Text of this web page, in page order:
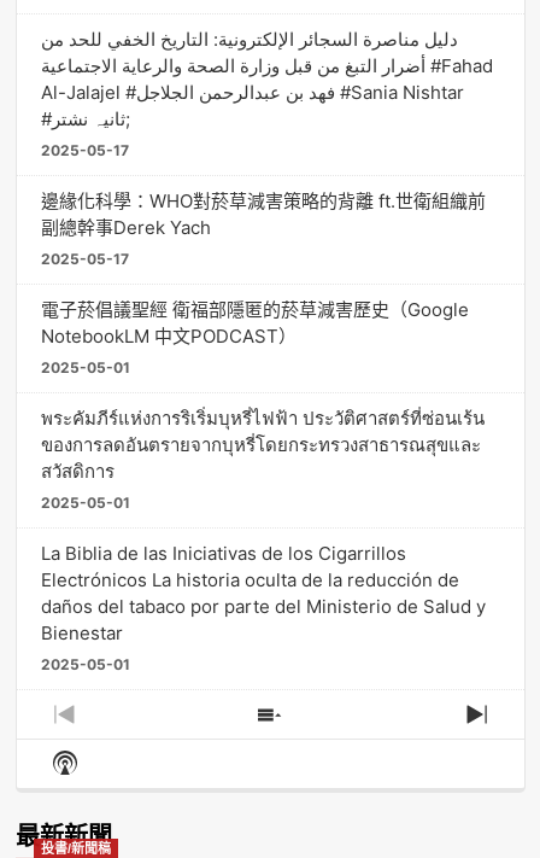
دليل مناصرة السجائر الإلكترونية: التاريخ الخفي للحد من
أضرار التبغ من قبل وزارة الصحة والرعاية الاجتماعية #Fahad
Al-Jalajel #فهد بن عبدالرحمن الجلاجل #Sania Nishtar
#ثانیہ نشتر;
2025-05-17
邊緣化科學：WHO對菸草減害策略的背離 ft.世衛組織前
副總幹事Derek Yach
2025-05-17
電子菸倡議聖經 衛福部隱匿的菸草減害歷史（Google
NotebookLM 中文PODCAST）
2025-05-01
พระคัมภีร์แห่งการริเริ่มบุหรี่ไฟฟ้า ประวัติศาสตร์ที่ซ่อนเร้น
ของการลดอันตรายจากบุหรี่โดยกระทรวงสาธารณสุขและ
สวัสดิการ
2025-05-01
La Biblia de las Iniciativas de los Cigarrillos
Electrónicos La historia oculta de la reducción de
daños del tabaco por parte del Ministerio de Salud y
Bienestar
2025-05-01
Previous
Episode
Show
Episodes
Next
Show
Podcast
最新新聞
投書/新聞稿